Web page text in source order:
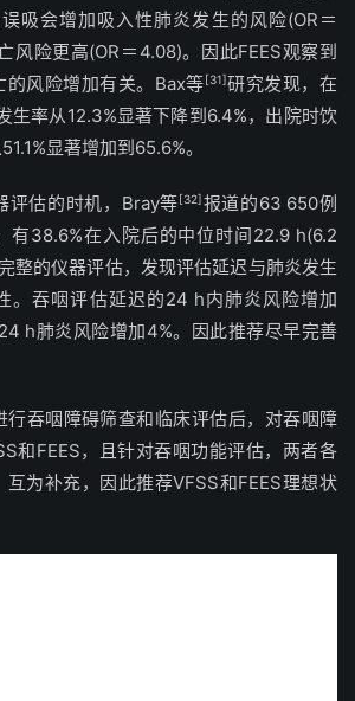
吸会增加吸入性肺炎发生的风险(OR＝
风险更高(OR＝4.08)。因此FEES观察到
的风险增加有关。Bax等[31]研究发现，在
生率从12.3%显著下降到6.4%，出院时饮
显著增加到65.6%。
评估的时机，Bray等[32]报道的63 650例
有38.6%在入院后的中位时间22.9 h(6.2
整的仪器评估，发现评估延迟与肺炎发生
。吞咽评估延迟的24 h内肺炎风险增加
h肺炎风险增加4%。因此推荐尽早完善
行吞咽障碍筛查和临床评估后，对吞咽障
和FEES，且针对吞咽功能评估，两者各
为补充，因此推荐VFSS和FEES理想状